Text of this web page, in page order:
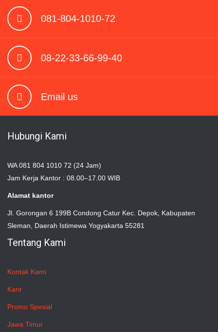
081-804-1010-72
08-22-33-66-99-40
Email us
Hubungi Kami
WA 081 804 1010 72 (24 Jam)
Jam Kerja Kantor : 08.00–17.00 WIB
Alamat kantor
Jl. Gorongan 6 199B Condong Catur Kec. Depok, Kabupaten
Sleman, Daerah Istimewa Yogyakarta 55281
Tentang Kami
Kontak Kami
Karir
Promo Spesial
Jawa Timur